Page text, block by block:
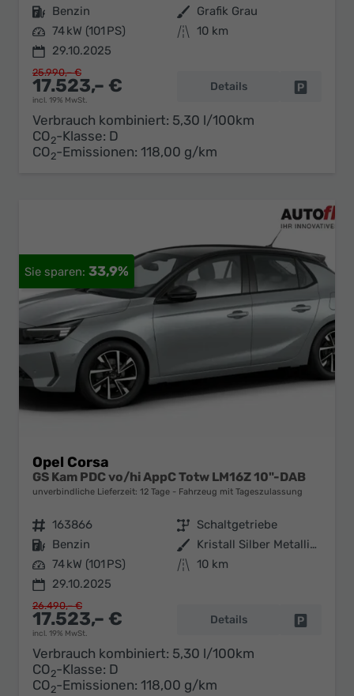
Kraftstoff Benzin Außenfarbe Grafik Grau
Leistung 74 kW (101 PS) Kilometerstand 10 km
29.10.2025
17.523,– €
incl. 19% MwSt.
25.990,– €
Details
Verbrauch kombiniert: 5,30 l/100km
CO2-Klasse: D
CO2-Emissionen: 118,00 g/km
33,9%
Opel Corsa
GS Kam PDC vo/hi AppC Totw LM16Z 10"-DAB
unverbindliche Lieferzeit: 12 Tage Fahrzeug mit Tageszulassung
Fahrzeugnr. 163866 Getriebe Schaltgetriebe
Kraftstoff Benzin Außenfarbe
Kristall Silber Metallic / Dach:
Leistung 74 kW (101 PS) Kilometerstand 10 km
29.10.2025
17.523,– €
incl. 19% MwSt.
26.490,– €
Details
Verbrauch kombiniert: 5,30 l/100km
CO2-Klasse: D
CO2-Emissionen: 118,00 g/km